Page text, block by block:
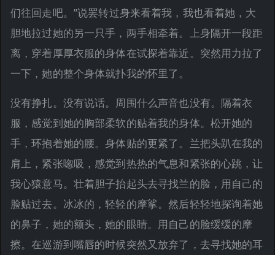
们往回走吧。”说罢转过身来看着我，我也看着她，大
胆地拉过她的另一只手，两手相牵着。上身隔开一段距
离，穿着厚厚衣服的身体在试探着靠近。突然用力拉了
一下，她的整个身体就扑我的怀里了。
没有挣扎。没有说话。周围什么声音也没有。隔着衣
服，感觉到她的胸部柔软的贴着我的身体。松开她的
手，环抱着她的腰。身体贴的更紧了。兰把头趴在我的
肩上，紧张唿吸，感觉到热热的气息和紧张的心跳，让
我心猿意马。壮着胆子抬起头去寻找兰的脸，用自己的
脸贴过去。冰冰的，轻轻的摩挲。然后轻轻地探询着她
的鼻子，她的额头，她的眼睛。用自己的脸缓缓的摩
擦。在巡游到嘴唇的时候突然又放弃了，去寻找她的耳